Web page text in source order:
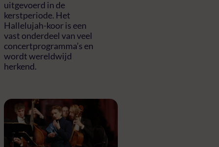
uitgevoerd in de
kerstperiode. Het
Hallelujah-koor is een
vast onderdeel van veel
concertprogramma’s en
wordt wereldwijd
herkend.